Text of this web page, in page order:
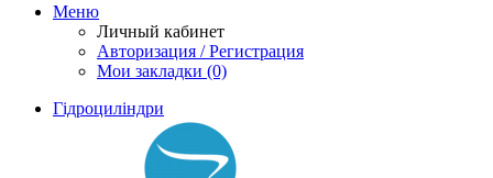
Меню
Личный кабинет
Авторизация / Регистрация
Мои закладки (0)
Гідроциліндри